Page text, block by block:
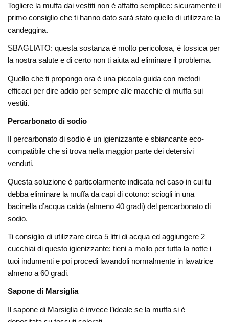
Togliere la muffa dai vestiti non è affatto semplice: sicuramente il
primo consiglio che ti hanno dato sarà stato quello di utilizzare la
candeggina.
SBAGLIATO: questa sostanza è molto pericolosa, è tossica per
la nostra salute e di certo non ti aiuta ad eliminare il problema.
Quello che ti propongo ora è una piccola guida con metodi
efficaci per dire addio per sempre alle macchie di muffa sui
vestiti.
Percarbonato di sodio
Il percarbonato di sodio è un igienizzante e sbiancante eco-
compatibile che si trova nella maggior parte dei detersivi
venduti.
Questa soluzione è particolarmente indicata nel caso in cui tu
debba eliminare la muffa da capi di cotono: sciogli in una
bacinella d’acqua calda (almeno 40 gradi) del percarbonato di
sodio.
Ti consiglio di utilizzare circa 5 litri di acqua ed aggiungere 2
cucchiai di questo igienizzante: tieni a mollo per tutta la notte i
tuoi indumenti e poi procedi lavandoli normalmente in lavatrice
almeno a 60 gradi.
Sapone di Marsiglia
Il sapone di Marsiglia è invece l’ideale se la muffa si è